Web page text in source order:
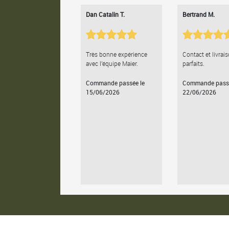
Dan Catalin T.
Très bonne expérience
avec l'équipe Maier.
Commande passée le
15/06/2026
Bertrand M.
Contact et
parfaits.
Commande
22/06/2026